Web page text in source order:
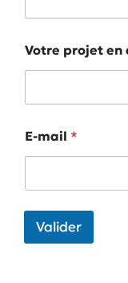
Votre projet en
E-mail *
Valider